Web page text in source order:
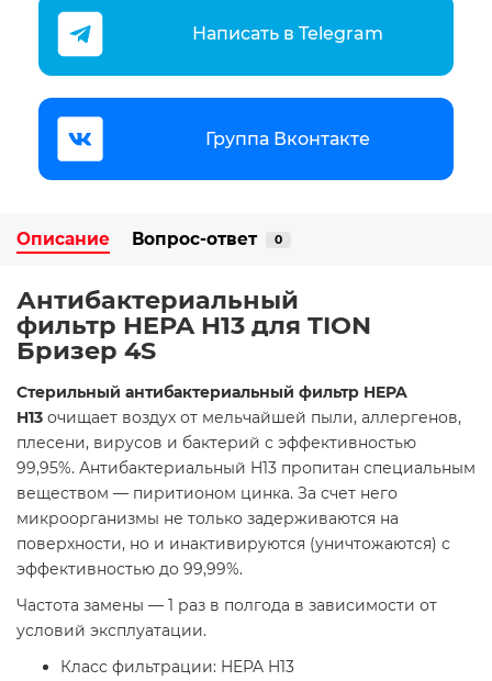
Написать в Telegram
Группа Вконтакте
Описание Вопрос-ответ 0
Антибактериальный
фильтр HEPA H13 для TION
Бризер 4S
Стерильный антибактериальный фильтр HEPA
H13 очищает воздух от мельчайшей пыли, аллергенов,
плесени, вирусов и бактерий с эффективностью
99,95%. Антибактериальный H13 пропитан специальным
веществом — пиритионом цинка. За счет него
микроорганизмы не только задерживаются на
поверхности, но и инактивируются (уничтожаются) с
эффективностью до 99,99%.
Частота замены — 1 раз в полгода в зависимости от
условий эксплуатации.
Класс фильтрации: HEPA H13